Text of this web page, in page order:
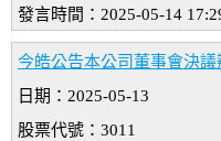
發言時間：2025-05-14
今皓公告本公司董事會決
日期：2025-05-13
股票代號：3011